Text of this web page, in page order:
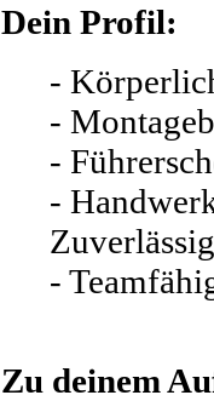
Dein Profil:
-
-
-
-
-
Zu deinem